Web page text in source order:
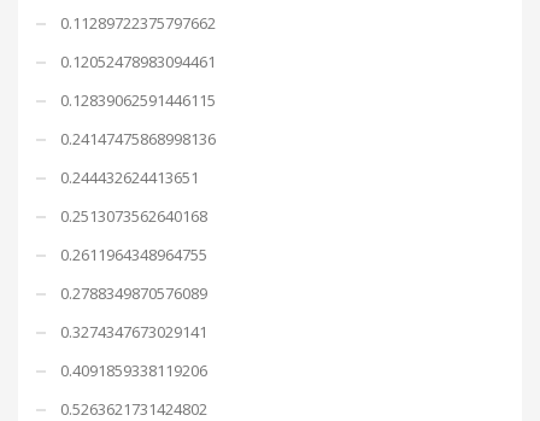
0.11289722375797662
0.12052478983094461
0.12839062591446115
0.24147475868998136
0.244432624413651
0.2513073562640168
0.2611964348964755
0.2788349870576089
0.3274347673029141
0.4091859338119206
0.5263621731424802